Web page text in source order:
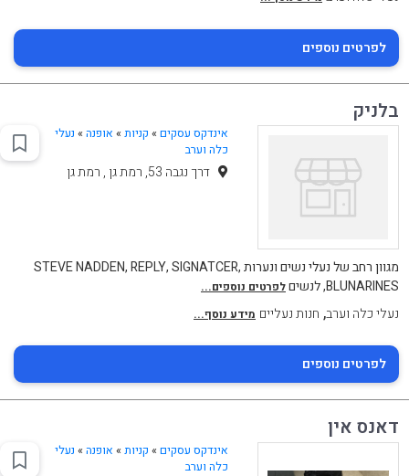
לפרטים נוספים
בלניק
אינדקס עסקים » קניות» אופנה» נעלי
כלה וערב
דרך נגבה 53, רמת גן , רמת גן
מגוון רחב של נעלי נשים ונערות STEVE NADDEN, REPLY, SIGNATCER,
BLUNARINES, לנשים
לפרטים נוספים...
נעלי כלה וערב, חנות נעליים מידע נוסף...
לפרטים נוספים
דאנס אין
אינדקס עסקים » קניות» אופנה» נעלי
כלה וערב